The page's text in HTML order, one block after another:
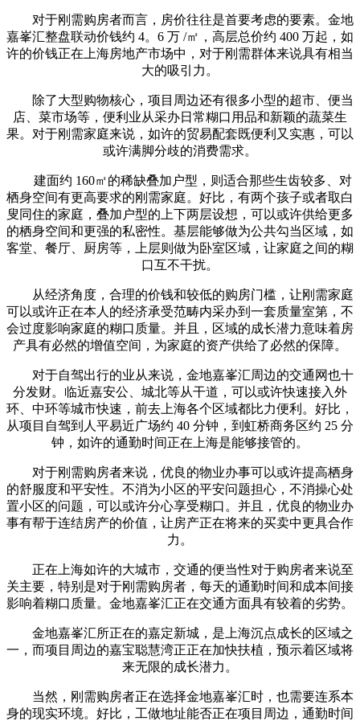
对于刚需购房者而言，房价往往是首要考虑的要素。金地
嘉峯汇整盘联动价钱约 4。6 万 /㎡，高层总价约 400 万起，如
许的价钱正在上海房地产市场中，对于刚需群体来说具有相当
大的吸引力。
除了大型购物核心，项目周边还有很多小型的超市、便当
店、菜市场等，便利业从采办日常糊口用品和新颖的蔬菜生
果。对于刚需家庭来说，如许的贸易配套既便利又实惠，可以
或许满脚分歧的消费需求。
建面约 160㎡的稀缺叠加户型，则适合那些生齿较多、对
栖身空间有更高要求的刚需家庭。好比，有两个孩子或者取白
叟同住的家庭，叠加户型的上下两层设想，可以或许供给更多
的栖身空间和更强的私密性。基层能够做为公共勾当区域，如
客堂、餐厅、厨房等，上层则做为卧室区域，让家庭之间的糊
口互不干扰。
从经济角度，合理的价钱和较低的购房门槛，让刚需家庭
可以或许正在本人的经济承受范畴内采办到一套质量室第，不
会过度影响家庭的糊口质量。并且，区域的成长潜力意味着房
产具有必然的增值空间，为家庭的资产供给了必然的保障。
对于自驾出行的业从来说，金地嘉峯汇周边的交通网也十
分发财。临近嘉安公、城北等从干道，可以或许快速接入外
环、中环等城市快速，前去上海各个区域都比力便利。好比，
从项目自驾到人平易近广场约 40 分钟，到虹桥商务区约 25 分
钟，如许的通勤时间正在上海是能够接管的。
对于刚需购房者来说，优良的物业办事可以或许提高栖身
的舒服度和平安性。不消为小区的平安问题担心，不消操心处
置小区的问题，可以或许分心享受糊口。并且，优良的物业办
事有帮于连结房产的价值，让房产正在将来的买卖中更具合作
力。
正在上海如许的大城市，交通的便当性对于购房者来说至
关主要，特别是对于刚需购房者，每天的通勤时间和成本间接
影响着糊口质量。金地嘉峯汇正在交通方面具有较着的劣势。
金地嘉峯汇所正在的嘉定新城，是上海沉点成长的区域之
一，而项目周边的嘉宝聪慧湾正正在加快扶植，预示着区域将
来无限的成长潜力。
当然，刚需购房者正在选择金地嘉峯汇时，也需要连系本
身的现实环境。好比，工做地址能否正在项目周边，通勤时间